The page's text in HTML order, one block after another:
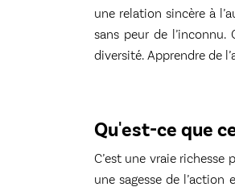
une relation sincère à
sans peur de l’inconnu.
diversité. Apprendre de
Qu'est-ce que
C’est une vraie
une sagesse de